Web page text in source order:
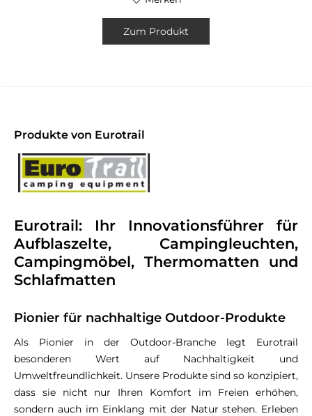
Zum Produkt
Produkte von Eurotrail
Eurotrail: Ihr Innovationsführer für
Aufblaszelte, Campingleuchten,
Campingmöbel, Thermomatten und
Schlafmatten
Pionier für nachhaltige Outdoor-Produkte
Als Pionier in der Outdoor-Branche legt Eurotrail
besonderen Wert auf Nachhaltigkeit und
Umweltfreundlichkeit. Unsere Produkte sind so konzipiert,
dass sie nicht nur Ihren Komfort im Freien erhöhen,
sondern auch im Einklang mit der Natur stehen. Erleben